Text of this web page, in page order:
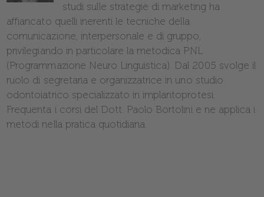
studi sulle strategie di marketing ha
affiancato quelli inerenti le tecniche della
comunicazione, interpersonale e di gruppo,
privilegiando in particolare la metodica PNL
(Programmazione Neuro Linguistica). Dal 2005 svolge il
ruolo di segretaria e organizzatrice in uno studio
odontoiatrico specializzato in implantoprotesi.
Frequenta i corsi del Dott. Paolo Bortolini e ne applica i
metodi nella pratica quotidiana.